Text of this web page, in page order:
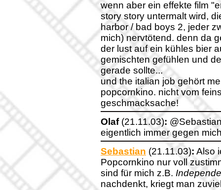
wenn aber ein effekte film
story story untermalt wird,
harbor / bad boys 2, jeder
mich) nervtötend. denn da
der lust auf ein kühles bier
gemischten gefühlen und
gerade sollte...
und the italian job gehört
popcornkino. nicht vom
geschmacksache!
Olaf(21.11.03):
eigentlich immer gegen
Sebastian (21.11.03): Also
Popcornkino nur voll
sind für mich z.B.
nachdenkt, kriegt man